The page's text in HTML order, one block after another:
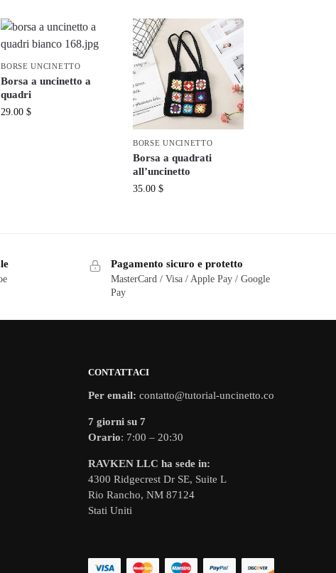
BORSE UNCINETTO
Borsa a uncinetto a
quadri
29.00$
BORSE UNCINETTO
Borsa a quadrati
all’uncinetto
35.00 $
Pagamento sicuro e protetto
MasterCard / Visa / Apple Pay / Google
Pay
CONTATTACI
Per email: contatto@tutorial-uncinetto.co
7 giorni su 7
Orario: 7:00 – 20:30
RAVKEN LLC ha sede in:
4300 Ridgecrest Dr SE, Suite L
Rio Rancho, NM 87124
Stati Uniti